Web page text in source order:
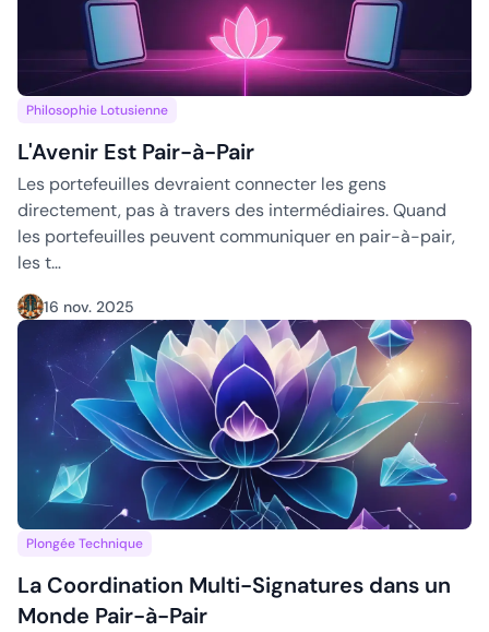
L'Avenir Est Pair-à-Pair
Philosophie Lotusienne
L'Avenir Est Pair-à-Pair
Les portefeuilles devraient connecter les gens
directement, pas à travers des intermédiaires. Quand
les portefeuilles peuvent communiquer en pair-à-pair,
les t…
16 nov. 2025
La Coordination Multi-Signatures dans un Monde Pair-à-
Plongée Technique
La Coordination Multi-Signatures dans un
Monde Pair-à-Pair